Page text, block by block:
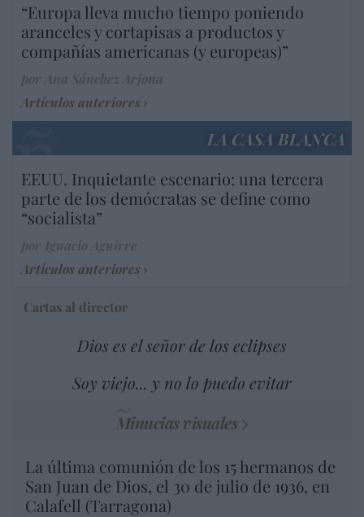
“Europa lleva mucho tiempo poniendo
aranceles y cortapisas a productos y
compañías americanas (y europeas)”
Artículos anteriores
LA CASA BLANCA
EEUU. Inquietante escenario: una tercera
parte de los demócratas se define como
“socialista”
Artículos anteriores
Cartas al director
Dios es el señor de los eclipses
Soy viejo... y no lo puedo evitar
Minucias visuales
La última comunión de los 15 hermanos de
San Juan de Dios, el 30 de julio de 1936, en
Calafell (Tarragona)